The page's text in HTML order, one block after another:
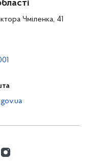
Чміленка, 41